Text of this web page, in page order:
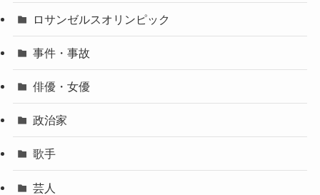
ロサンゼルスオリンピック
事件・事故
俳優・女優
政治家
歌手
芸人